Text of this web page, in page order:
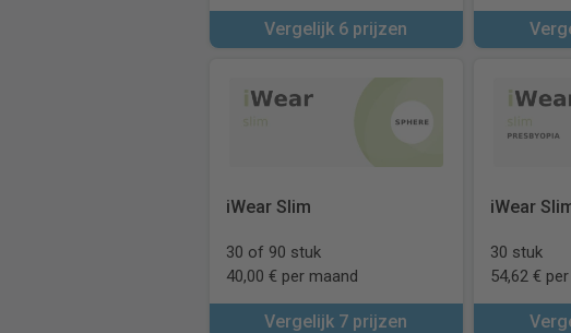
Vergelijk 6 prijzen
iWear Slim
30 of 90 stuk
40,00 € per maand
Vergelijk 7 prijzen
iWear
30 stuk
54,62 €